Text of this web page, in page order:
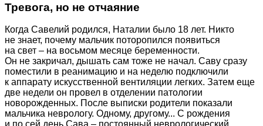
Тревога, но не отчаяние
Когда Савелий родился, Наталии было 18 лет. Никто
не знает, почему мальчик поторопился появиться
на свет – на восьмом месяце беременности.
Он не закричал, дышать сам тоже не начал. Саву сразу
поместили в реанимацию и на неделю подключили
к аппарату искусственной вентиляции легких. Затем еще
две недели он провел в отделении патологии
новорожденных. После выписки родители показали
мальчика неврологу. Одному, другому... С рождения